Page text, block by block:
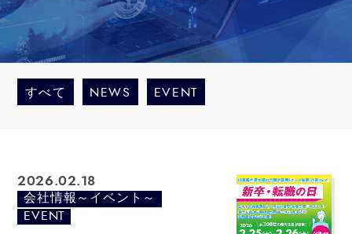
すべて NEWS EVENT
2026.02.18
会社情報～イベント～
EVENT